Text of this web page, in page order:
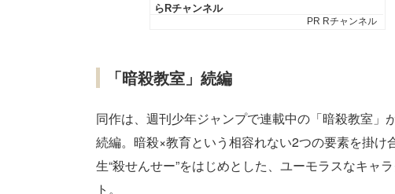
「暗殺教室」続編
同作は、週刊少年ジャンプで連載中の「暗殺教室
続編。暗殺×教育という相容れない2つの要素を掛
生“殺せんせー”をはじめとした、ユーモラスなキャ
ト。